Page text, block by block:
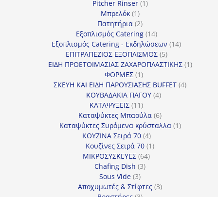
προϊόντα
Pitcher Rinser 11
Μπρελόκ 11
προϊόν
Πατητήρια 22
προϊόντα
Εξοπλισμός Catering 1414
προϊόντα
Εξοπλισμός Catering - Εκδηλώσεων 1414
ΕΠΙΤΡΑΠΕΖΙΟΣ ΕΞΟΠΛΙΣΜΟΣ 55
προϊόντα
ΕΙΔΗ ΠΡΟΕΤΟΙΜΑΣΙΑΣ ΖΑΧΑΡΟΠΛΑΣΤΙΚΗΣ 11
ΦΟΡΜΕΣ 11
προϊόν
ΣΚΕΥΗ ΚΑΙ ΕΙΔΗ ΠΑΡΟΥΣΙΑΣΗΣ BUFFET 44
ΚΟΥΒΑΔΑΚΙΑ ΠΑΓΟΥ 44
ΚΑΤΑΨΥΞΕΙΣ 1111
προϊόντα
Καταψύκτες Μπαούλα 66
προϊόντα
Καταψύκτες Συρόμενα κρύσταλλα 11
ΚΟΥΖΙΝΑ Σειρά 70 44
προϊόντα
Κουζίνες Σειρά 70 11
ΜΙΚΡΟΣΥΣΚΕΥΕΣ 6464
Chafing Dish 33
Sous Vide 33
προϊόντα
Αποχυμωτές & Στίφτες 33